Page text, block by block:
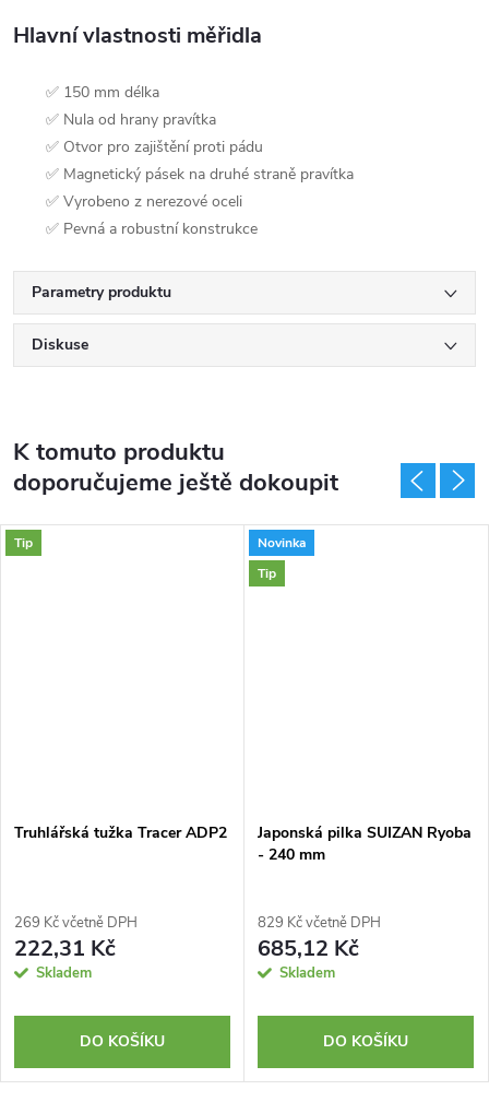
Hlavní vlastnosti měřidla
✅ 150 mm délka
✅ Nula od hrany pravítka
✅ Otvor pro zajištění proti pádu
✅ Magnetický pásek na druhé straně pravítka
✅ Vyrobeno z nerezové oceli
✅ Pevná a robustní konstrukce
Parametry produktu
Diskuse
K tomuto produktu
doporučujeme ještě dokoupit
Tip
Truhlářská tužka Tracer ADP2
269 Kč včetně DPH
222,31 Kč
Skladem
DO KOŠÍKU
Novinka
Tip
Japonská pilka SUIZAN Ryoba
- 240 mm
829 Kč včetně DPH
685,12 Kč
Skladem
DO KOŠÍKU